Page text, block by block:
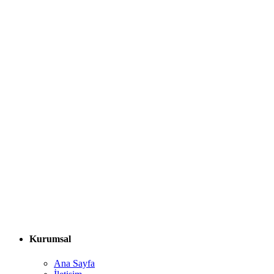
Kurumsal
Ana Sayfa